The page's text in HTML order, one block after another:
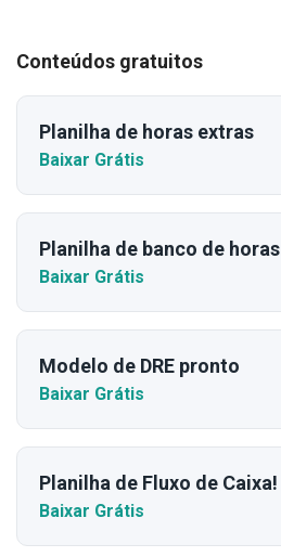
Conteúdos gratuitos
Planilha de horas extras
Baixar Grátis
Planilha de banco de horas
Baixar Grátis
Modelo de DRE pronto
Baixar Grátis
Planilha de Fluxo de Caixa!
Baixar Grátis